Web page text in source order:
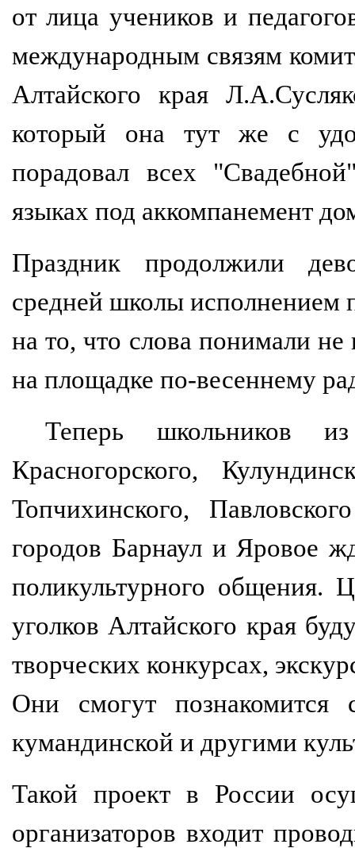
от лица учеников и
международным связям
Алтайского края
который она тут же с
порадовал всех
языках под аккомпанемент
Праздник продолжили
средней школы исполнением
на то, что слова понимали
на площадке по-весеннему
Теперь школьников из
Красногорского,
Топчихинского,
городов Барнаул и Яровое
поликультурного общения.
уголков Алтайского края
творческих конкурсах,
Они смогут познакомится
кумандинской и другими
Такой проект в России
организаторов входит